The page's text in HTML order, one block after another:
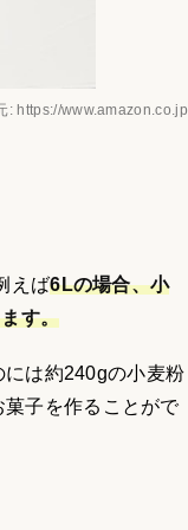
: https://www.amazon.co.jp
えば6Lの場合、小
す。
は約240gの小麦粉
子を作ることがで